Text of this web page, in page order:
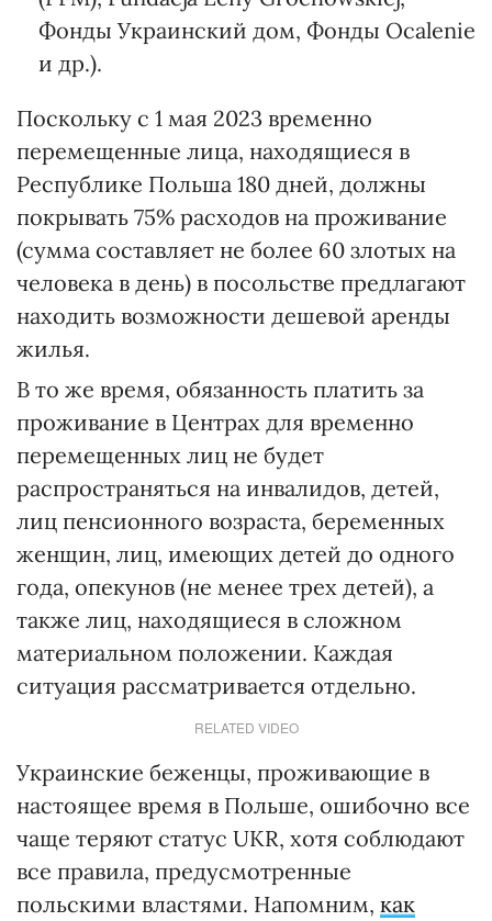
Фонды Украинский дом, Фонды Ocalenie
и др.).
Поскольку с 1 мая 2023 временно
перемещенные лица, находящиеся в
Республике Польша 180 дней, должны
покрывать 75% расходов на проживание
(сумма составляет не более 60 злотых на
человека в день) в посольстве предлагают
находить возможности дешевой аренды
жилья.
В то же время, обязанность платить за
проживание в Центрах для временно
перемещенных лиц не будет
распространяться на инвалидов, детей,
лиц пенсионного возраста, беременных
женщин, лиц, имеющих детей до одного
года, опекунов (не менее трех детей), а
также лиц, находящиеся в сложном
материальном положении. Каждая
ситуация рассматривается отдельно.
RELATED VIDEO
Украинские беженцы, проживающие в
настоящее время в Польше, ошибочно все
чаще теряют статус UKR, хотя соблюдают
все правила, предусмотренные
польскими властями. Напомним, как